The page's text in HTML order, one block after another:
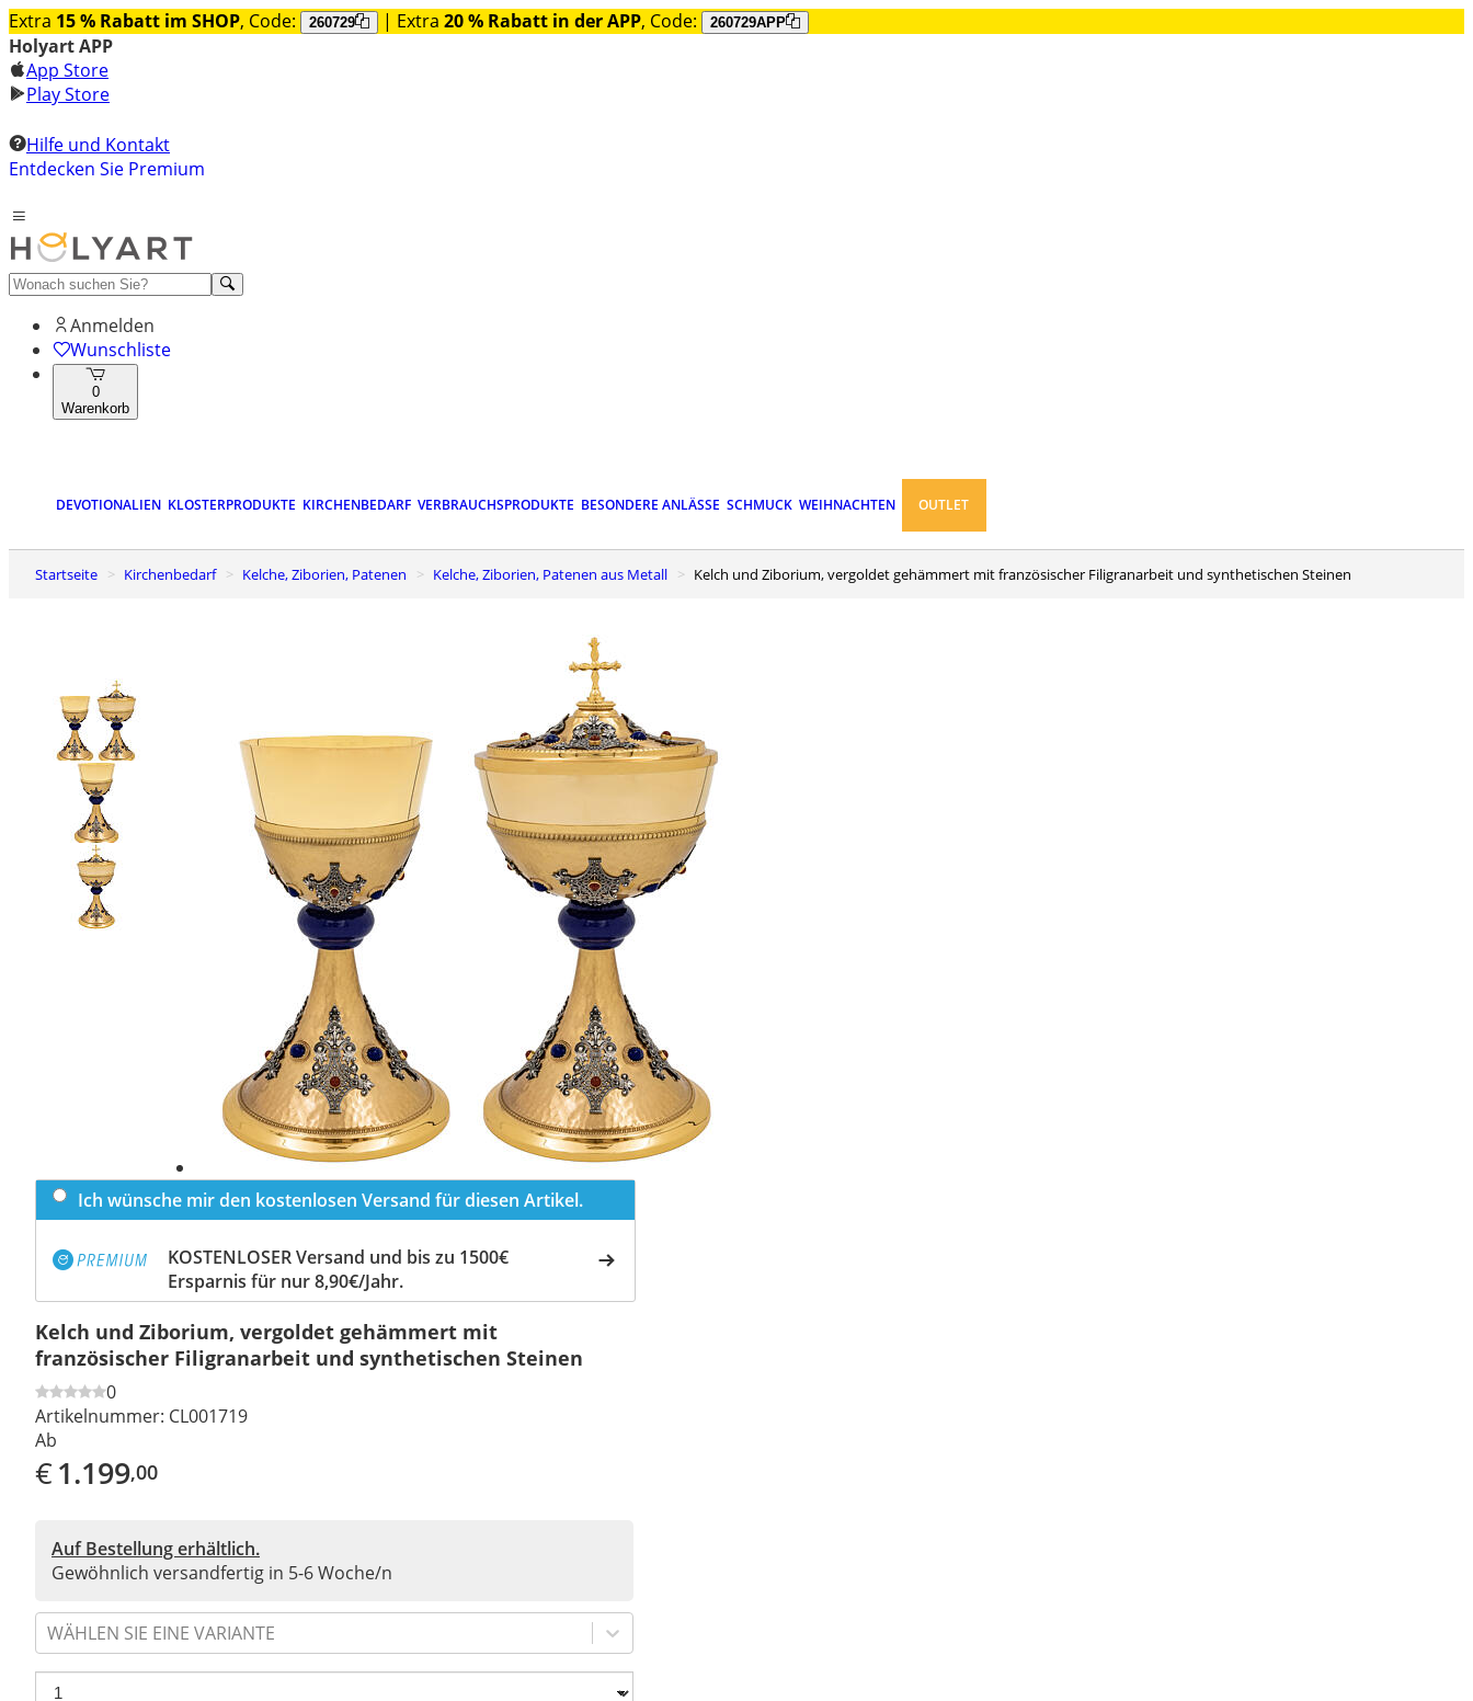
Extra 15 % Rabatt im SHOP, Code: 260729 | Extra 20 % Rabatt in der APP, Code: 260729APP
Holyart APP
App Store
Play Store
Hilfe und Kontakt
Entdecken Sie Premium
Anmelden
Wunschliste
0
Warenkorb
DEVOTIONALIEN KLOSTERPRODUKTE KIRCHENBEDARF VERBRAUCHSPRODUKTE BESONDERE ANLÄSSE SCHMUCK WEIHNACHTEN OUTLET
Startseite Kirchenbedarf Kelche, Ziborien, Patenen Kelche, Ziborien, Patenen aus Metall Kelch und Ziborium, vergoldet gehämmert mit französischer Filigranarbeit und synthetischen Steinen
Ich wünsche mir den kostenlosen Versand für diesen Artikel.
KOSTENLOSER Versand und bis zu 1500€
Ersparnis für nur 8,90€/Jahr.
Kelch und Ziborium, vergoldet gehämmert mit
französischer Filigranarbeit und synthetischen Steinen
0
Artikelnummer: CL001719
Ab
€1.199,00
Auf Bestellung erhältlich.
Gewöhnlich versandfertig in 5-6 Woche/n
WÄHLEN SIE EINE VARIANTE